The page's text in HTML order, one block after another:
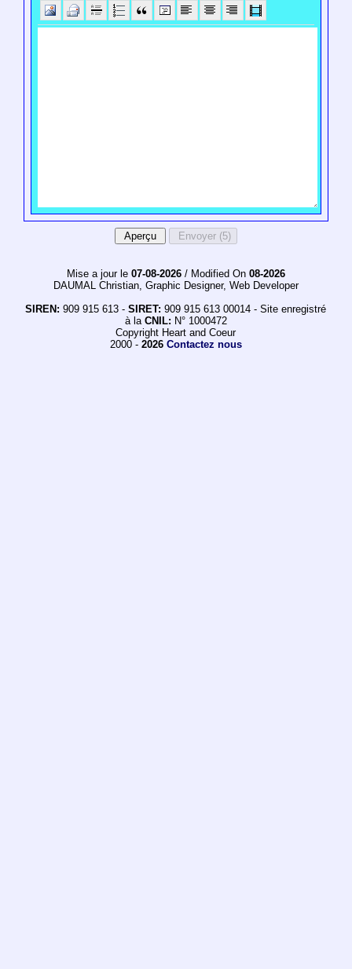
Mise a jour le 07-08-2026/ Modified On 08-2026
DAUMAL Christian, Graphic Designer, Web Developer
SIREN: 909 915 613 -SIRET: 909 915 613 00014 - Site enregistré
à la CNIL: N° 1000472
Copyright Heart and Coeur
2000 - 2026 Contactez nous